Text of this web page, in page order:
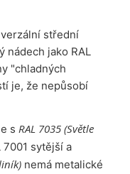
střední
nádech jako RAL
"chladných
je, že nepůsobí
s RAL 7035 (Světle
7001 sytější a
nemá metalické